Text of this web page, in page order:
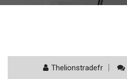
Thelionstradefr